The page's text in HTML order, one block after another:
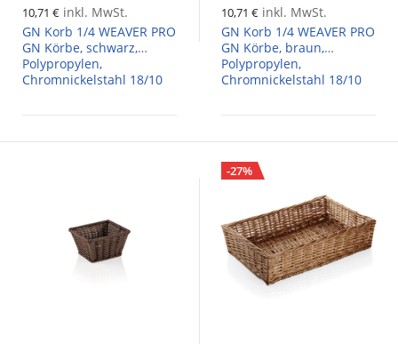
10,71 € inkl. MwSt.
GN Korb 1/4 WEAVER PRO
GN Körbe, schwarz,
Polypropylen,
Chromnickelstahl 18/10
10,71 € inkl. MwSt.
GN Korb 1/4 WEAVER PRO
GN Körbe, braun,
Polypropylen,
Chromnickelstahl 18/10
-27%